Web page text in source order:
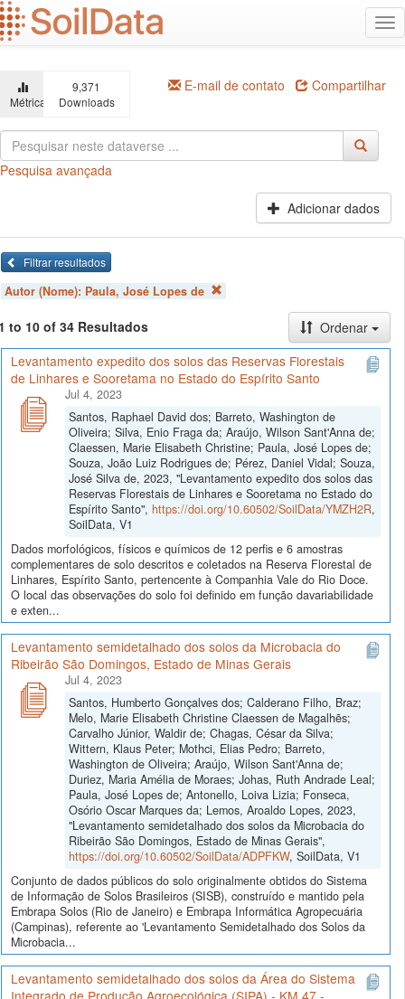
Ir
para
o
principal
Métricas
9,371
Downloads
E-mail de contato Compartilhar
Pesquisa avançada
Adicionar dados
Filtrar resultados
Autor (Nome): Paula, José Lopes de
to 10 of 34 Resultados
Ordenar
Levantamento expedito dos solos das Reservas Florestais
de Linhares e Sooretama no Estado do Espírito Santo
Jul 4, 2023
Santos, Raphael David dos; Barreto, Washington de
Oliveira; Silva, Enio Fraga da; Araújo, Wilson Sant'Anna de;
Claessen, Marie Elisabeth Christine; Paula, José Lopes de;
Souza, João Luiz Rodrigues de; Pérez, Daniel Vidal; Souza,
José Silva de, 2023, "Levantamento expedito dos solos das
Reservas Florestais de Linhares e Sooretama no Estado do
Espírito Santo", https://doi.org/10.60502/SoilData/YMZH2R,
SoilData, V1
Dados morfológicos, físicos e químicos de 12 perfis e 6 amostras
complementares de solo descritos e coletados na Reserva Florestal de
Linhares, Espírito Santo, pertencente à Companhia Vale do Rio Doce.
O local das observações do solo foi definido em função davariabilidade
e exten...
Levantamento semidetalhado dos solos da Microbacia do
Ribeirão São Domingos, Estado de Minas Gerais
Jul 4, 2023
Santos, Humberto Gonçalves dos; Calderano Filho, Braz;
Melo, Marie Elisabeth Christine Claessen de Magalhẽs;
Carvalho Júnior, Waldir de; Chagas, César da Silva;
Wittern, Klaus Peter; Mothci, Elias Pedro; Barreto,
Washington de Oliveira; Araújo, Wilson Sant'Anna de;
Duriez, Maria Amélia de Moraes; Johas, Ruth Andrade Leal;
Paula, José Lopes de; Antonello, Loiva Lizia; Fonseca,
Osório Oscar Marques da; Lemos, Aroaldo Lopes, 2023,
"Levantamento semidetalhado dos solos da Microbacia do
Ribeirão São Domingos, Estado de Minas Gerais",
https://doi.org/10.60502/SoilData/ADPFKW, SoilData, V1
Conjunto de dados públicos do solo originalmente obtidos do Sistema
de Informação de Solos Brasileiros (SISB), construído e mantido pela
Embrapa Solos (Rio de Janeiro) e Embrapa Informática Agropecuária
(Campinas), referente ao 'Levantamento Semidetalhado dos Solos da
Microbacia...
Levantamento semidetalhado dos solos da Área do Sistema
Integrado de Produção Agroecológica (SIPA) - KM 47 -